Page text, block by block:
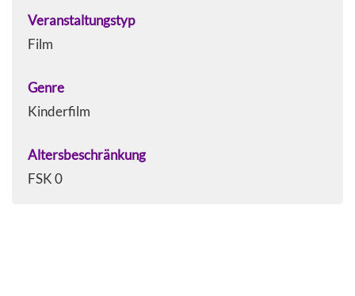
Veranstaltungstyp
Film
Genre
Kinderfilm
Altersbeschränkung
FSK 0